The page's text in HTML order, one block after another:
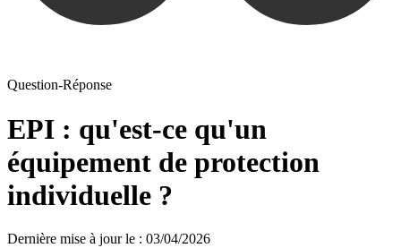
Question-Réponse
EPI : qu'est-ce qu'un
équipement de protection
individuelle ?
Dernière mise à jour le : 03/04/2026